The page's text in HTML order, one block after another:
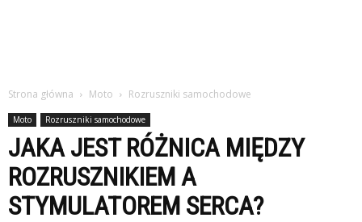
Strona główna Moto Rozruszniki samochodowe
Moto Rozruszniki samochodowe
JAKA JEST RÓŻNICA MIĘDZY
ROZRUSZNIKIEM A
STYMULATOREM SERCA?